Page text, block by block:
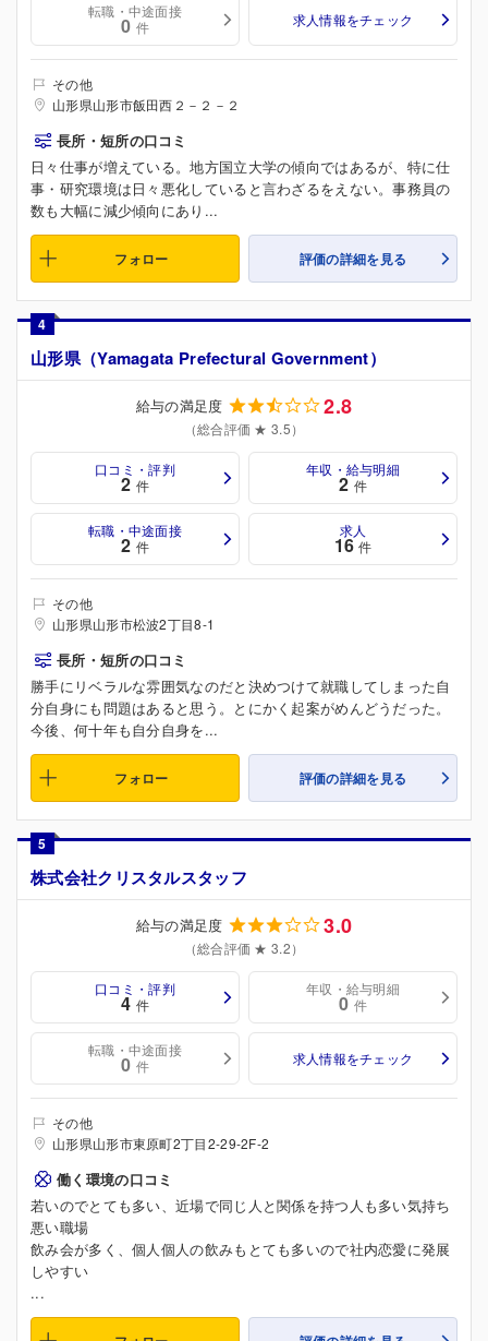
転職・中途面接
0 件 求人情報をチェック
その他
山形県山形市飯田西２－２－２
長所・短所の口コミ
日々仕事が増えている。地方国立大学の傾向ではあるが、特に仕
事・研究環境は日々悪化していると言わざるをえない。事務員の
数も大幅に減少傾向にあり...
フォロー 評価の詳細を見る
4
山形県（Yamagata Prefectural Government）
給与の満足度 2.8
（総合評価 ★ 3.5）
口コミ・評判
2 件
年収・給与明細
2 件
転職・中途面接
2 件
求人
16 件
その他
山形県山形市松波2丁目8-1
長所・短所の口コミ
勝手にリベラルな雰囲気なのだと決めつけて就職してしまった自
分自身にも問題はあると思う。とにかく起案がめんどうだった。
今後、何十年も自分自身を...
フォロー 評価の詳細を見る
5
株式会社クリスタルスタッフ
給与の満足度 3.0
（総合評価 ★ 3.2）
口コミ・評判
4 件
年収・給与明細
0 件
転職・中途面接
0 件 求人情報をチェック
その他
山形県山形市東原町2丁目2-29-2F-2
働く環境の口コミ
若いのでとても多い、近場で同じ人と関係を持つ人も多い気持ち
悪い職場
飲み会が多く、個人個人の飲みもとても多いので社内恋愛に発展
しやすい
...